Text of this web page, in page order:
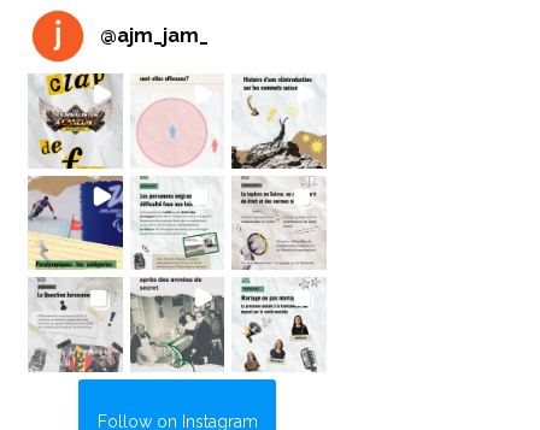
@ajm_jam_
Follow on Instagram